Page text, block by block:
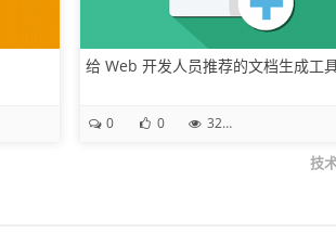
给 Web 开发人员推荐的文档生成工
0 0 32.5K
技